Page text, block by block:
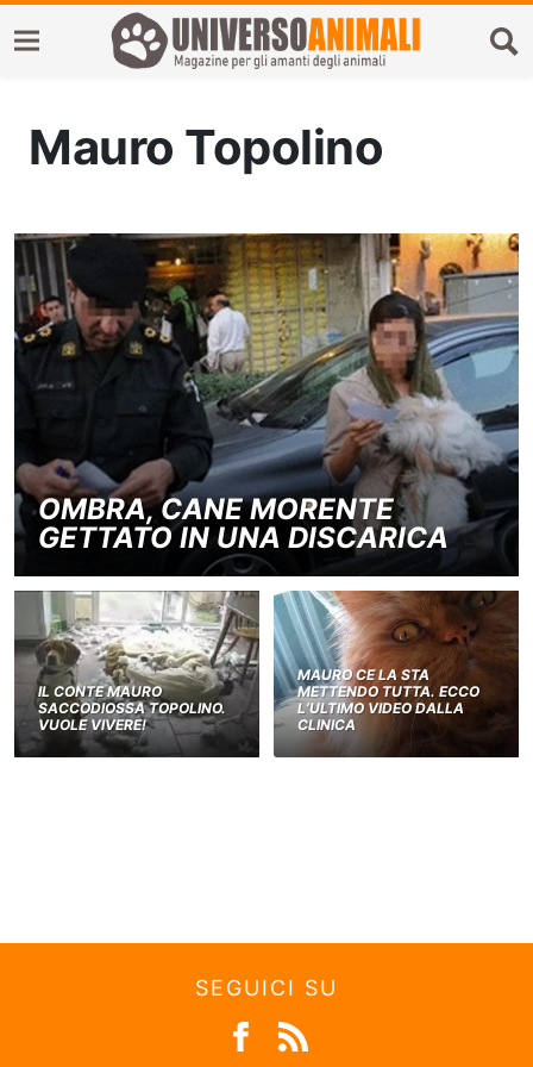
Mauro Topolino
OMBRA, CANE MORENTE
GETTATO IN UNA DISCARICA
IL CONTE MAURO
SACCODIOSSA TOPOLINO.
VUOLE VIVERE!
MAURO CE LA STA
METTENDO TUTTA. ECCO
L’ULTIMO VIDEO DALLA
CLINICA
SEGUICI SU